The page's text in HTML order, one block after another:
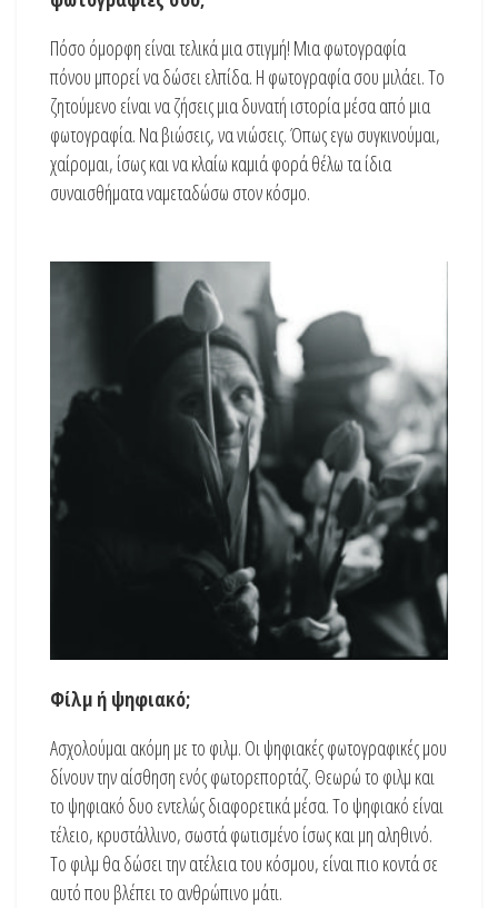
Πόσο όμορφη είναι τελικά μια στιγμή! Μια φωτογραφία
πόνου μπορεί να δώσει ελπίδα. Η φωτογραφία σου μιλάει. Το
ζητούμενο είναι να ζήσεις μια δυνατή ιστορία μέσα από μια
φωτογραφία. Να βιώσεις, να νιώσεις. Όπως εγω συγκινούμαι,
χαίρομαι, ίσως και να κλαίω καμιά φορά θέλω τα ίδια
συναισθήματα ναμεταδώσω στον κόσμο.
Φίλμ ή ψηφιακό;
Ασχολούμαι ακόμη με το φιλμ. Οι ψηφιακές φωτογραφικές μου
δίνουν την αίσθηση ενός φωτορεπορτάζ. Θεωρώ το φιλμ και
το ψηφιακό δυο εντελώς διαφορετικά μέσα. Το ψηφιακό είναι
τέλειο, κρυστάλλινο, σωστά φωτισμένο ίσως και μη αληθινό.
Το φιλμ θα δώσει την ατέλεια του κόσμου, είναι πιο κοντά σε
αυτό που βλέπει το ανθρώπινο μάτι.